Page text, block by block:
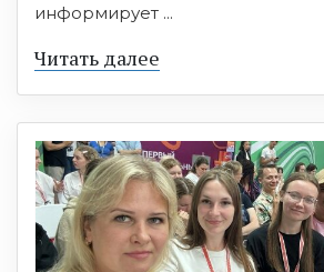
информирует ...
Читать далее